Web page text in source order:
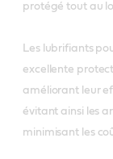
protégé tout au
Les lubrifiants
excellente
améliorant leur
évitant ainsi les
minimisant les